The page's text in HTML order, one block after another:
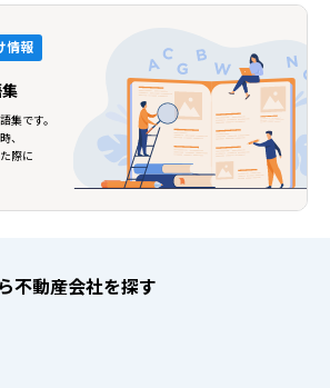
情報
集です。
、
際に
不動産会社を探す